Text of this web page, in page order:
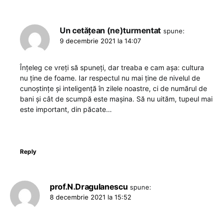
Un cetățean (ne)turmentat spune:
9 decembrie 2021 la 14:07
Înțeleg ce vreți să spuneți, dar treaba e cam așa: cultura
nu ține de foame. Iar respectul nu mai ține de nivelul de
cunoștințe și inteligență în zilele noastre, ci de numărul de
bani și cât de scumpă este mașina. Să nu uităm, tupeul mai
este important, din păcate…
Reply
prof.N.Dragulanescu spune:
8 decembrie 2021 la 15:52